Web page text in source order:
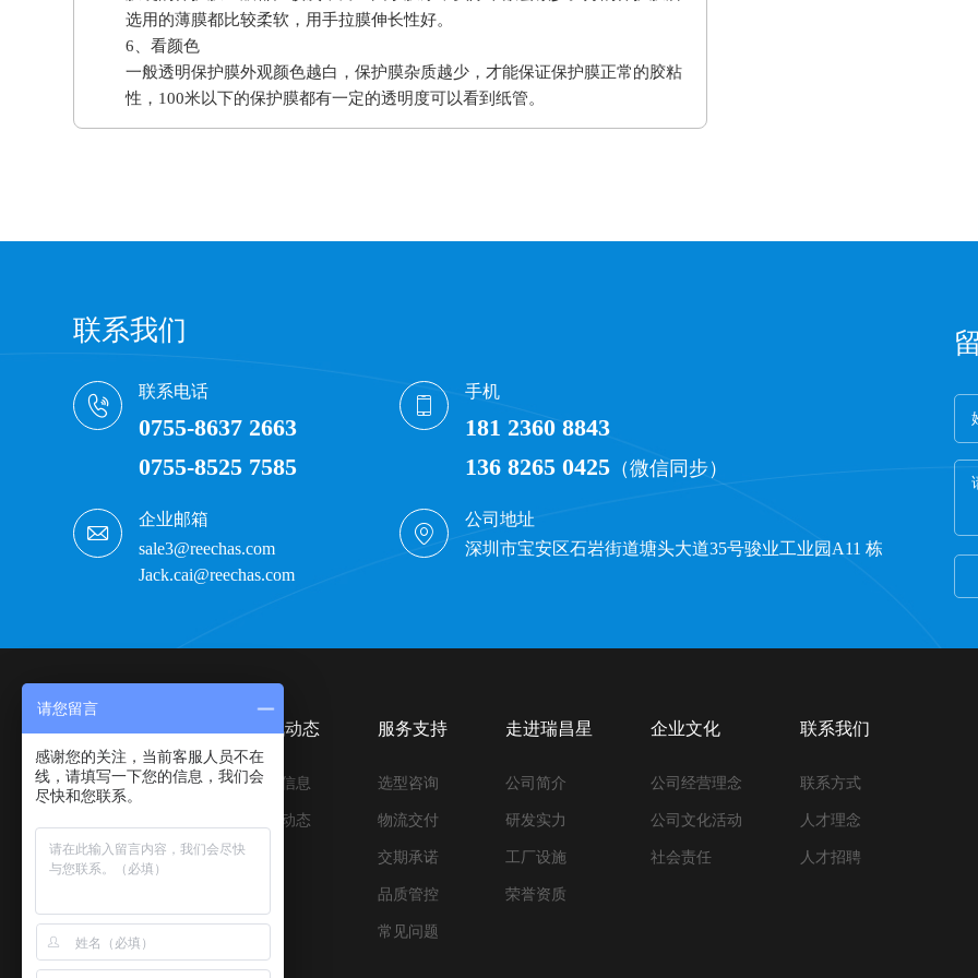
选用的薄膜都比较柔软，用手拉膜伸长性好。
6、看颜色
一般透明保护膜外观颜色越白，保护膜杂质越少，才能保证保护膜正常的胶粘
性，100米以下的保护膜都有一定的透明度可以看到纸管。
联系我们
联系电话
0755-8637 2663
0755-8525 7585
手机
181 2360 8843
136 8265 0425（微信同步）
企业邮箱
sale3@reechas.com
Jack.cai@reechas.com
公司地址
深圳市宝安区石岩街道塘头大道35号骏业工业园A11 栋
压合与离型材料
胶带&保护膜制品
新能源材料
资讯动态
行业信息
公司动态
服务支持
选型咨询
物流交付
交期承诺
品质管控
常见问题
走进瑞昌星
公司简介
研发实力
工厂设施
荣誉资质
企业文化
公司经营理念
公司文化活动
社会责任
联系我们
联系方式
人才理念
人才招聘
请您留言
感谢您的关注，当前客服人员不在
线，请填写一下您的信息，我们会
尽快和您联系。